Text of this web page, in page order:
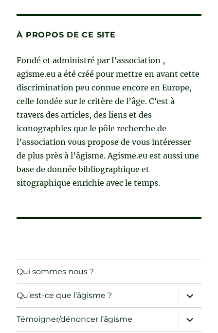
À PROPOS DE CE SITE
Fondé et administré par l’association ,
agisme.eu a été créé pour mettre en avant cette
discrimination peu connue encore en Europe,
celle fondée sur le critère de l’âge. C’est à
travers des articles, des liens et des
iconographies que le pôle recherche de
l’association vous propose de vous intéresser
de plus près à l’âgisme. Agisme.eu est aussi une
base de donnée bibliographique et
sitographique enrichie avec le temps.
Qui sommes nous ?
Qu’est-ce que l’âgisme ?
ouvrir
le
sous-
menu
Témoigner/dénoncer l’âgisme
ouvrir
le